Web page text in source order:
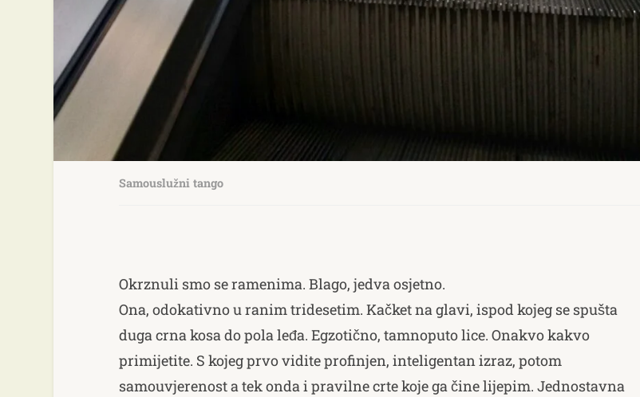
Samouslužni tango
Okrznuli smo se ramenima. Blago, jedva osjetno.
Ona, odokativno u ranim tridesetim. Kačket na glavi, ispod kojeg se spušta
duga crna kosa do pola leđa. Egzotično, tamnoputo lice. Onakvo kakvo
primijetite. S kojeg prvo vidite profinjen, inteligentan izraz, potom
samouvjerenost a tek onda i pravilne crte koje ga čine lijepim. Jednostavna